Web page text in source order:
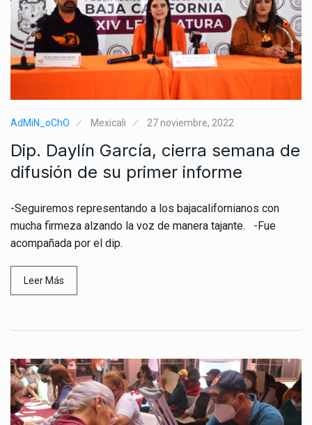
AdMiN_oChO Mexicali 27 noviembre, 2022
Dip. Daylín García, cierra semana de
difusión de su primer informe
-Seguiremos representando a los bajacalifornianos con
mucha firmeza alzando la voz de manera tajante. -Fue
acompañada por el dip.
Leer Más